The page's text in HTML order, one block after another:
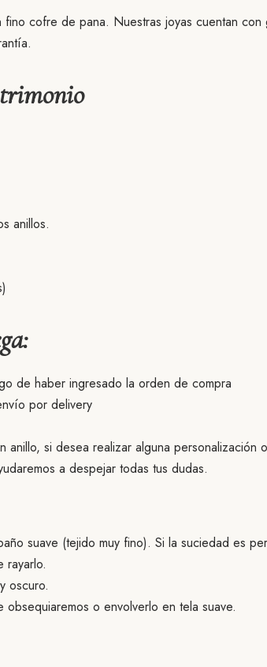
cofre de pana. Nuestras joyas cuentan
anillos.
de haber ingresado la orden de compra
por delivery
anillo, si desea realizar alguna
a despejar todas tus dudas.
suave (tejido muy fino). Si la suciedad es
rayarlo.
oscuro.
o envolverlo en tela suave.